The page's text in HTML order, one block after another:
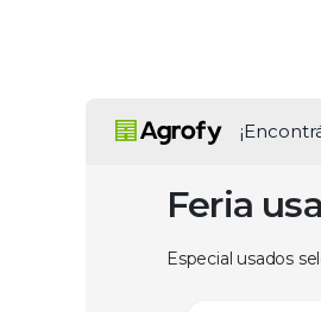
Feria
Especial usados